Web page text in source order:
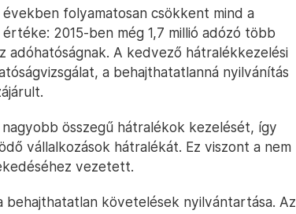
folyamatosan csökkent mind a
2015-ben még 1,7 millió adózó több
A kedvező hátralékkezelési
a behajthatatlanná nyilvánítás
összegű hátralékok kezelését, így
vállalkozások hátralékát. Ez viszont a nem
vezetett.
követelések nyilvántartása. Az